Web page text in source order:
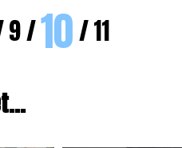
9 10 11